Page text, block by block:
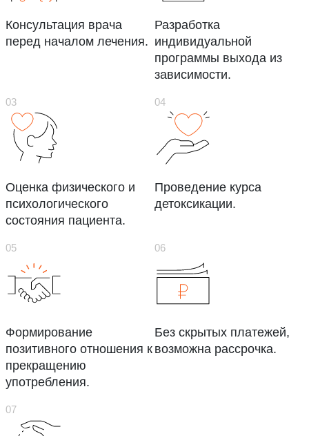
Консультация врача
перед началом лечения.
Разработка
индивидуальной
программы выхода из
зависимости.
Оценка физического и
психологического
состояния пациента.
Проведение курса
детоксикации.
Формирование
позитивного отношения к
прекращению
употребления.
Без скрытых платежей,
возможна рассрочка.